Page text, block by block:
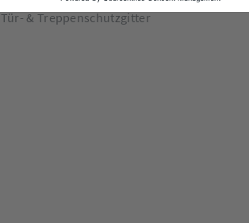
Tür- & Treppenschutzgitter